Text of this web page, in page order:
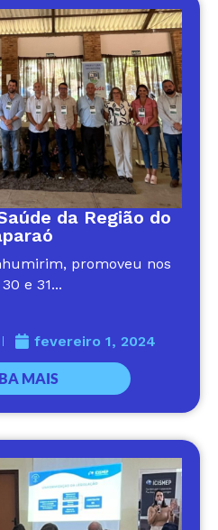
da Região do
promoveu nos
e 31...
fevereiro 1, 2024
MAIS